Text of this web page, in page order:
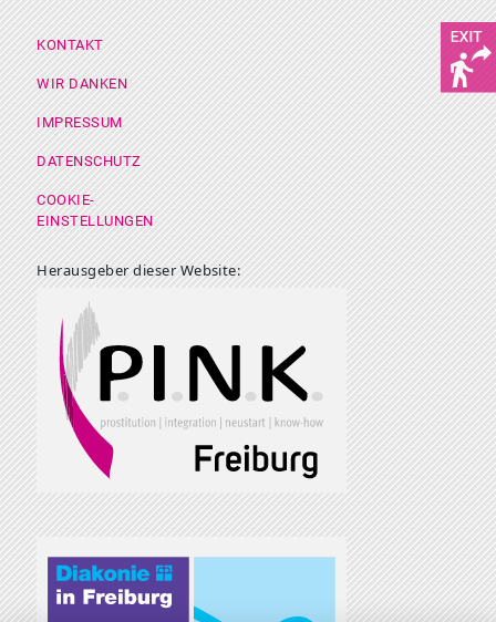
Footer Menü
KONTAKT
WIR DANKEN
IMPRESSUM
DATENSCHUTZ
COOKIE-
EINSTELLUNGEN
Herausgeber dieser Website: